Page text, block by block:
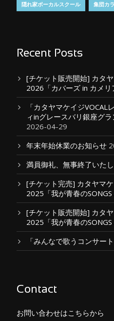
隠れ家ボーカルスクール 集団カ
Recent Posts
[チケット販売開始] カタ
2026「カバーズ in カメリ
「カタヤマケイジVOCAL
ィinグレースバリ銀座グ
2026-04-29
年末年始休業のお知らせ
満員御礼、無事終了いたし
[チケット完売] カタヤマ
2025「我が青春のSONGS
[チケット販売開始] カタ
2025「我が青春のSONGS
「みんなで歌うコンサート
Contact
お問い合わせはこちらから